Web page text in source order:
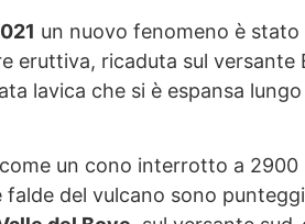
un nuovo fenomeno è
eruttiva, ricaduta sul
lavica che si è espansa
come un cono interrotto a
falde del vulcano sono